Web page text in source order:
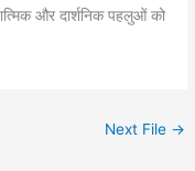
और दार्शनिक पहलुओं को
Next File →